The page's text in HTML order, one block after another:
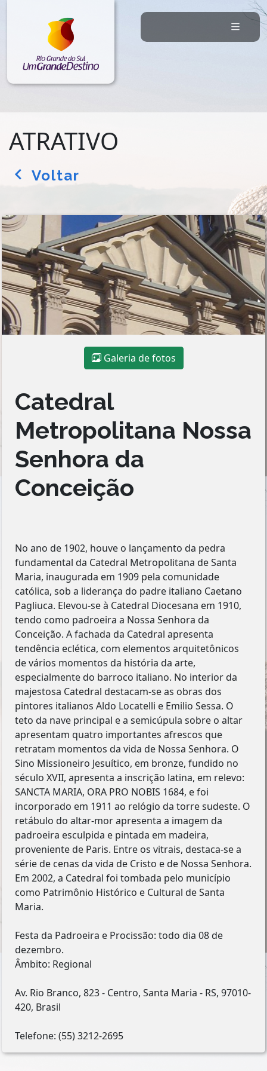
ATRATIVO
arrow_back_ios Voltar
Galeria de fotos
Catedral
Metropolitana Nossa
Senhora da
Conceição
No ano de 1902, houve o lançamento da pedra
fundamental da Catedral Metropolitana de Santa
Maria, inaugurada em 1909 pela comunidade
católica, sob a liderança do padre italiano Caetano
Pagliuca. Elevou-se à Catedral Diocesana em 1910,
tendo como padroeira a Nossa Senhora da
Conceição. A fachada da Catedral apresenta
tendência eclética, com elementos arquitetônicos
de vários momentos da história da arte,
especialmente do barroco italiano. No interior da
majestosa Catedral destacam-se as obras dos
pintores italianos Aldo Locatelli e Emilio Sessa. O
teto da nave principal e a semicúpula sobre o altar
apresentam quatro importantes afrescos que
retratam momentos da vida de Nossa Senhora. O
Sino Missioneiro Jesuítico, em bronze, fundido no
século XVII, apresenta a inscrição latina, em relevo:
SANCTA MARIA, ORA PRO NOBIS 1684, e foi
incorporado em 1911 ao relógio da torre sudeste. O
retábulo do altar-mor apresenta a imagem da
padroeira esculpida e pintada em madeira,
proveniente de Paris. Entre os vitrais, destaca-se a
série de cenas da vida de Cristo e de Nossa Senhora.
Em 2002, a Catedral foi tombada pelo município
como Patrimônio Histórico e Cultural de Santa
Maria.
Festa da Padroeira e Procissão: todo dia 08 de
dezembro.
Âmbito: Regional
Av. Rio Branco, 823 - Centro, Santa Maria - RS, 97010-
420, Brasil
Telefone: (55) 3212-2695